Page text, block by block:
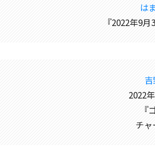
は
『2022年9
2022
チ